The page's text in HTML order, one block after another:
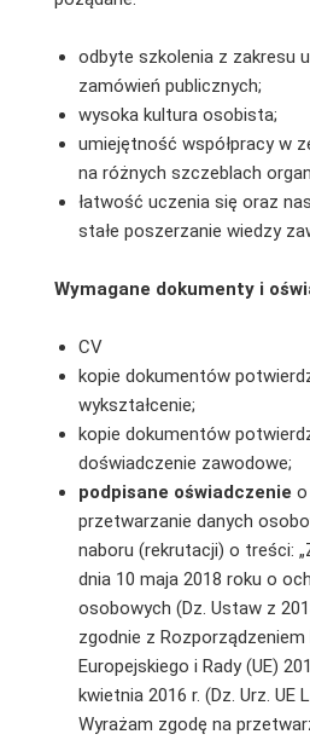
odbyte szkolenia z zakresu
zamówień publicznych;
wysoka kultura osobista;
umiejętność współpracy w
na różnych szczeblach
łatwość uczenia się oraz
stałe poszerzanie wiedzy
Wymagane dokumenty i
CV
kopie dokumentów
wykształcenie;
kopie dokumentów
doświadczenie zawodowe;
podpisane oświadczenie
przetwarzanie danych
naboru (rekrutacji) o treści:
dnia 10 maja 2018 roku o
osobowych (Dz. Ustaw z
zgodnie z Rozporządzeniem
Europejskiego i Rady (UE)
kwietnia 2016 r. (Dz. Urz. UE
Wyrażam zgodę na